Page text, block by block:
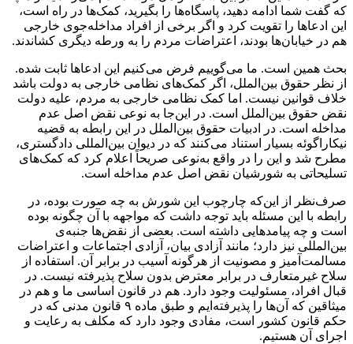
که گفت شما ادامه دهید، پاسگاه‌ها را بگیرید، کمک‌ها در راه است،
این ادعاها را تقویت کرد و اگر برخی از افراد مداخله‌جوی خارجی
هم در خیابان‌ها بودند، اعتراضات مردم را به ورطه دیگری کشاندند.
بحث همین است. ما می‌گوییم فرض می‌کنیم این ادعاها ثابت شده.
از نظر حقوق بین‌الملل، اگر کمک‌های نظامی خارجی به دولت باشد
خلاف قوانین نیست. اما کمک نظامی خارجی به مردم، علیه دولت
نقض حقوق بین‌الملل است. در این‌جا به نوعی نقض اصل عدم
مداخله است. در ادبیات حقوق بین‌الملل در این رابطه به قضیه
نیکاراگوئه بسیار استناد می‌کنند که در دیوان بین‌المللی دادگستری،
مطرح شد و این را در واقع به‌نوعی صریحاً اعلام کرد که کمک‌های
تسلیحاتی به شورشیان نقض اصل عدم مداخله است.
صرف‌نظر از این‌که چارچوب این شورش به چه صورت بوده، در
رابطه با این مسئله باید توجه داشت که مواجهه با آن چگونه بوده
است و چه پیامدهایی داشته است. بعضی از نقض‌ها جنبه‌ی
بین‌المللی نیز دارد؛ مانند آزادی بیان، آزادی اجتماعات و اعتراضات
مسالمت‌آمیز و مصونیت از هرگونه آسیب در برابر آن. استفاده از
سلاح غیرمتعارف در برابر معترض بدون سلاح پذیرفته نیست. در
قبال افراد، مسئولیت وجود دارد. هم در قانون اساسی ما و هم در
میثاقین که آن‌ها را پذیرفته‌ایم و طبق ماده ۹ قانون مدنی که در
حکم قانون کشور است، مفادی وجود دارد که مکلف به رعایت و
اجرای آن هستیم.